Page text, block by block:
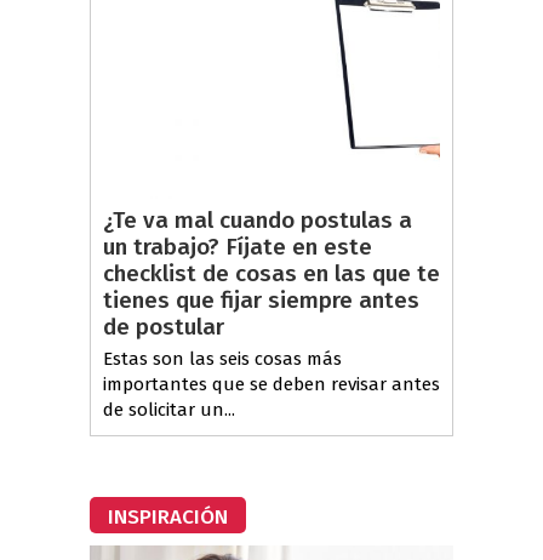
¿Te va mal cuando postulas a
un trabajo? Fíjate en este
checklist de cosas en las que te
tienes que fijar siempre antes
de postular
Estas son las seis cosas más
importantes que se deben revisar antes
de solicitar un...
INSPIRACIÓN